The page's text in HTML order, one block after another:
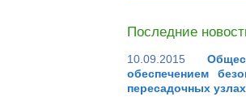
Последние
10.09.2015
обеспечением
пересадочных узлах